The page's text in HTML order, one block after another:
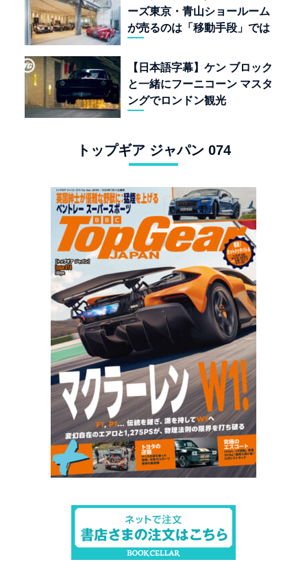
ーズ東京・青山ショールーム
が売るのは「移動手段」では
【日本語字幕】ケン ブロック
と一緒にフーニコーン マスタ
ングでロンドン観光
トップギア ジャパン 074